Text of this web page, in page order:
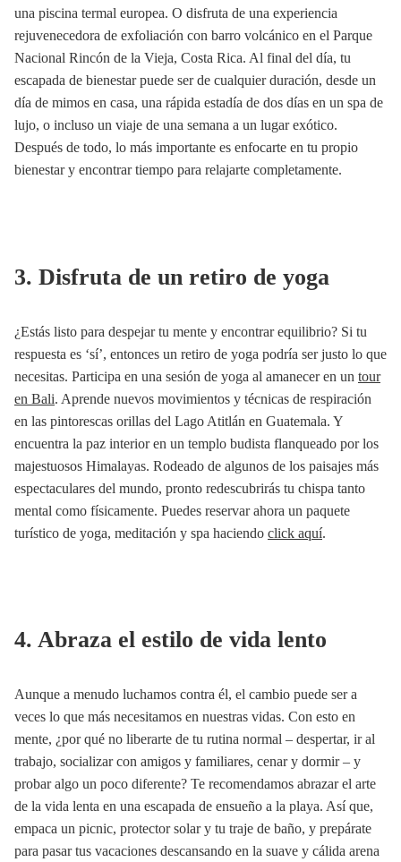
una piscina termal europea. O disfruta de una experiencia
rejuvenecedora de exfoliación con barro volcánico en el Parque
Nacional Rincón de la Vieja, Costa Rica. Al final del día, tu
escapada de bienestar puede ser de cualquier duración, desde un
día de mimos en casa, una rápida estadía de dos días en un spa de
lujo, o incluso un viaje de una semana a un lugar exótico.
Después de todo, lo más importante es enfocarte en tu propio
bienestar y encontrar tiempo para relajarte completamente.
3. Disfruta de un retiro de yoga
¿Estás listo para despejar tu mente y encontrar equilibrio? Si tu
respuesta es ‘sí’, entonces un retiro de yoga podría ser justo lo que
necesitas. Participa en una sesión de yoga al amanecer en un tour
en Bali. Aprende nuevos movimientos y técnicas de respiración
en las pintorescas orillas del Lago Atitlán en Guatemala. Y
encuentra la paz interior en un templo budista flanqueado por los
majestuosos Himalayas. Rodeado de algunos de los paisajes más
espectaculares del mundo, pronto redescubrirás tu chispa tanto
mental como físicamente. Puedes reservar ahora un paquete
turístico de yoga, meditación y spa haciendo click aquí.
4. Abraza el estilo de vida lento
Aunque a menudo luchamos contra él, el cambio puede ser a
veces lo que más necesitamos en nuestras vidas. Con esto en
mente, ¿por qué no liberarte de tu rutina normal – despertar, ir al
trabajo, socializar con amigos y familiares, cenar y dormir – y
probar algo un poco diferente? Te recomendamos abrazar el arte
de la vida lenta en una escapada de ensueño a la playa. Así que,
empaca un picnic, protector solar y tu traje de baño, y prepárate
para pasar tus vacaciones descansando en la suave y cálida arena